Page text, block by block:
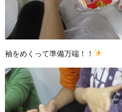
袖をめくって準備万端！！